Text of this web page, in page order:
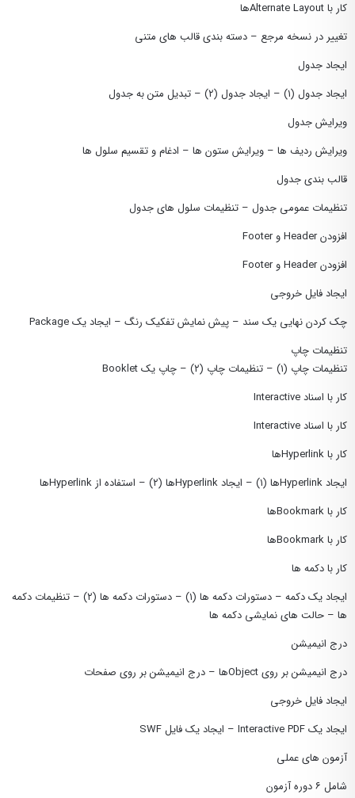
کار با Alternate Layoutها
تغییر در نسخه مرجع – دسته بندی قالب های متنی
ایجاد جدول
ایجاد جدول (١) – ایجاد جدول (٢) – تبدیل متن به جدول
ویرایش جدول
ویرایش ردیف ها – ویرایش ستون ها – ادغام و تقسیم سلول ها
قالب بندی جدول
تنظیمات عمومی جدول – تنظیمات سلول های جدول
افزودن Header و Footer
افزودن Header و Footer
ایجاد فایل خروجی
چک کردن نهایی یک سند – پیش نمایش تفکیک رنگ – ایجاد یک Package
تنظیمات چاپ
تنظیمات چاپ (١) – تنظیمات چاپ (٢) – چاپ یک Booklet
کار با اسناد Interactive
کار با اسناد Interactive
کار با Hyperlinkها
ایجاد Hyperlinkها (١) – ایجاد Hyperlinkها (٢) – استفاده از Hyperlinkها
کار با Bookmarkها
کار با Bookmarkها
کار با دکمه ها
ایجاد یک دکمه – دستورات دکمه ها (١) – دستورات دکمه ها (٢) – تنظیمات دکمه
ها – حالت های نمایشی دکمه ها
درج انیمیشن
درج انیمیشن بر روی Objectها – درج انیمیشن بر روی صفحات
ایجاد فایل خروجی
ایجاد یک Interactive PDF – ایجاد یک فایل SWF
آزمون های عملی
شامل ۶ دوره آزمون